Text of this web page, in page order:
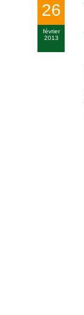
26
février
2013